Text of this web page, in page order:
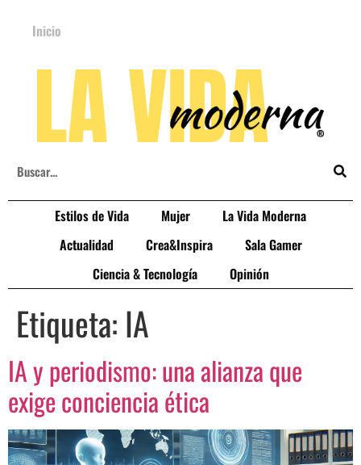
Inicio
Estilos de Vida Mujer
La Vida Moderna
Actualidad
Crea&Inspira
Sala Gamer
Ciencia & Tecnología
Opinión
Etiqueta: IA
IA y periodismo: una alianza que
exige conciencia ética